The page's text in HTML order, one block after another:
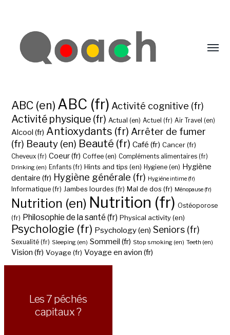
ABC (en) ABC (fr) Activité cognitive (fr)
Activité physique (fr) Actual (en) Actuel (fr) Air Travel (en)
Alcool (fr) Antioxydants (fr) Arrêter de fumer
(fr) Beauty (en) Beauté (fr) Café (fr) Cancer (fr)
Cheveux (fr) Coeur (fr) Coffee (en) Compléments alimentaires (fr)
Drinking (en) Enfants (fr) Hints and tips (en) Hygiene (en) Hygiène
dentaire (fr) Hygiène générale (fr) Hygiène intime (fr)
Informatique (fr) Jambes lourdes (fr) Mal de dos (fr) Ménopause (fr)
Nutrition (en) Nutrition (fr) Ostéoporose
(fr) Philosophie de la santé (fr) Physical activity (en)
Psychologie (fr) Psychology (en) Seniors (fr)
Sexualité (fr) Sleeping (en) Sommeil (fr) Stop smoking (en) Teeth (en)
Vision (fr) Voyage (fr) Voyage en avion (fr)
Les 7 péchés
capitaux ?